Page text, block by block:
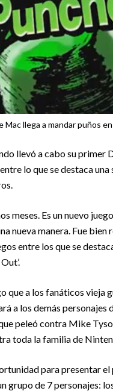
Mac llega a mandar puños
llevó a cabo su primer
lo que se destaca una
meses. Es un nuevo
nueva manera. Fue
entre los que se
que a los fanáticos
a los demás personajes
peleó contra Mike
toda la familia de
para presentar el
grupo de 7 personajes: